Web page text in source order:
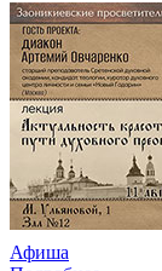
Афиша